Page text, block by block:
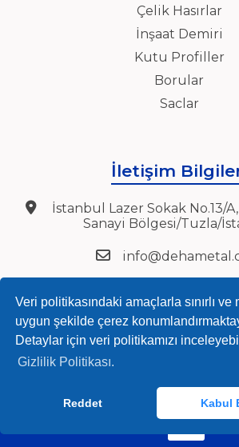
Veri politikasındaki amaçlarla sınırlı ve
uygun şekilde çerez
Detaylar için veri politikamızı
Gizlilik Politikası.
Reddet Kabul
Çelik Hasırlar
İnşaat Demiri
Kutu Profiller
Borular
Saclar
İletişim
İstanbul Lazer Sokak No.13/
Sanayi Bölgesi/Tuzla/
+90 216 394 27